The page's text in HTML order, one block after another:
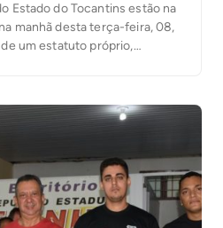
Estado do Tocantins estão na
manhã desta terça-feira, 08,
um estatuto próprio,
para a classe, pois eles